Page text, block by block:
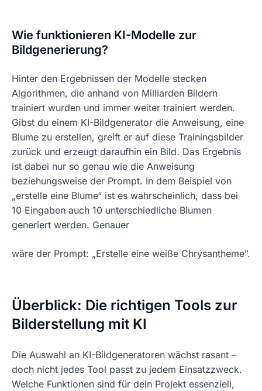
Wie funktionieren KI-Modelle zur
Bildgenerierung?
Hinter den Ergebnissen der Modelle stecken
Algorithmen, die anhand von Milliarden Bildern
trainiert wurden und immer weiter trainiert werden.
Gibst du einem KI-Bildgenerator die Anweisung, eine
Blume zu erstellen, greift er auf diese Trainingsbilder
zurück und erzeugt daraufhin ein Bild. Das Ergebnis
ist dabei nur so genau wie die Anweisung
beziehungsweise der Prompt. In dem Beispiel von
„erstelle eine Blume“ ist es wahrscheinlich, dass bei
10 Eingaben auch 10 unterschiedliche Blumen
generiert werden. Genauer
wäre der Prompt: „Erstelle eine weiße Chrysantheme”.
Überblick: Die richtigen Tools zur
Bilderstellung mit KI
Die Auswahl an KI-Bildgeneratoren wächst rasant –
doch nicht jedes Tool passt zu jedem Einsatzzweck.
Welche Funktionen sind für dein Projekt essenziell,